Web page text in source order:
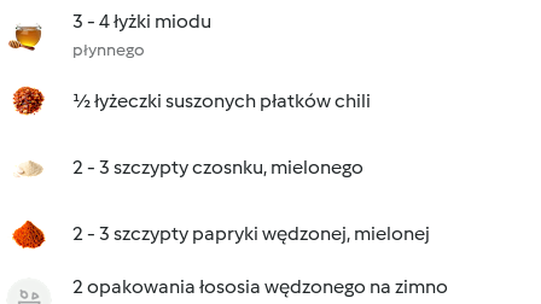
3 - 4 łyżki miodu
płynnego
½ łyżeczki suszonych płatków chili
2 - 3 szczypty czosnku, mielonego
2 - 3 szczypty papryki wędzonej, mielonej
2 opakowania łososia wędzonego na zimno